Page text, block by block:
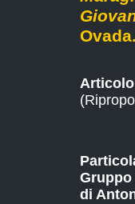
Ovada.
Articolo
di